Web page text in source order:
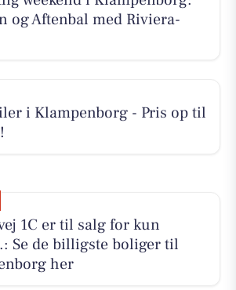
og Aftenbal med Riviera-
i Klampenborg - Pris op til
1C er til salg for kun
Se de billigste boliger til
her